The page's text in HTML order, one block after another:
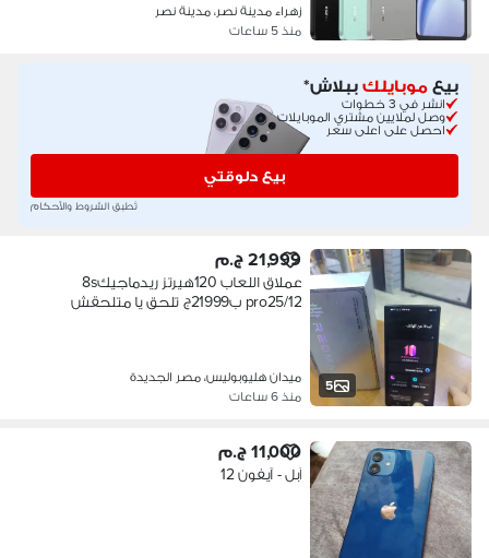
زهراء مدينة نصر، مدينة نصر
منذ 5 ساعات
بيعموبايلكببلاش*
انشر في 3 خطوات
وصل لملايين مشتري الموبايلات
احصل على اعلى سعر
بيع دلوقتي
تُطبق الشروط والأحكام
5
21,999 ج.م
عملاق اللعاب 120هيرتز ريدماجيك8s
pro25/12 ب21999ج تلحق يا متلحقش
ميدان هليوبوليس، مصر الجديدة
منذ 6 ساعات
11,000 ج.م
آبل - آيفون 12